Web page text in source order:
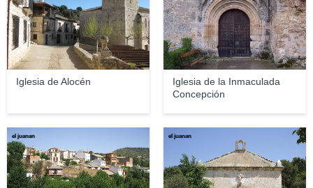
Iglesia de Alocén
Iglesia de la Inmaculada
Concepción
el juanan el juanan